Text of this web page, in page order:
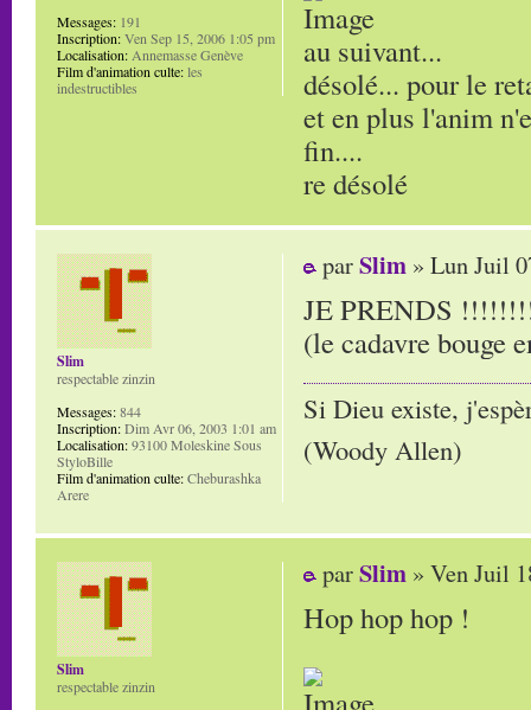
au suivant...
désolé... pour le
et en plus l'anim
fin....
re désolé
Messages: 191
Inscription:Ven Sep 15, 2006 1:05 pm
Localisation: Annemasse Genève
Film d'animation culte:les
indestructibles
parSlim » Lun Juil
JE PRENDS
(le cadavre bouge
Si Dieu existe,
(Woody Allen)
Slim
respectable zinzin
Messages:844
Inscription:Dim Avr 06, 2003 1:01 am
Localisation:93100 Moleskine Sous
StyloBille
Film d'animation culte:Cheburashka
Arere
parSlim » Ven Juil
Hop hop hop !
Slim
respectable zinzin